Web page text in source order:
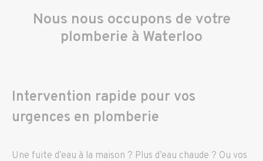
Nous nous occupons de votre
plomberie à Waterloo
Intervention rapide pour vos
urgences en plomberie
Une fuite d’eau à la maison ? Plus d’eau chaude ? Ou vos